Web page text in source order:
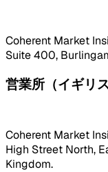
Coherent Market
Suite 400,
営業所（イギリ
Coherent Market
High Street North,
Kingdom.